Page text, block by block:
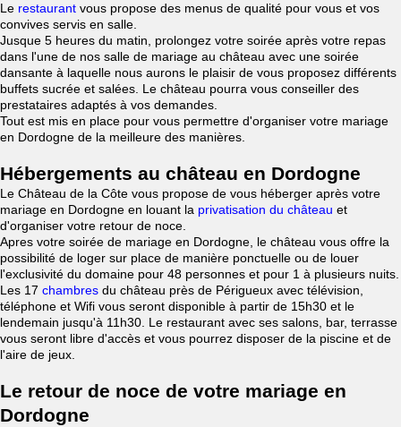
Le restaurant vous propose des menus de qualité pour vous et vos
convives servis en salle.
Jusque 5 heures du matin, prolongez votre soirée après votre repas
dans l'une de nos salle de mariage au château avec une soirée
dansante à laquelle nous aurons le plaisir de vous proposez différents
buffets sucrée et salées. Le château pourra vous conseiller des
prestataires adaptés à vos demandes.
Tout est mis en place pour vous permettre d'organiser votre mariage
en Dordogne de la meilleure des manières.
Hébergements au château en Dordogne
Le Château de la Côte vous propose de vous héberger après votre
mariage en Dordogne en louant la privatisation du château et
d'organiser votre retour de noce.
Apres votre soirée de mariage en Dordogne, le château vous offre la
possibilité de loger sur place de manière ponctuelle ou de louer
l'exclusivité du domaine pour 48 personnes et pour 1 à plusieurs nuits.
Les 17 chambres du château près de Périgueux avec télévision,
téléphone et Wifi vous seront disponible à partir de 15h30 et le
lendemain jusqu'à 11h30. Le restaurant avec ses salons, bar, terrasse
vous seront libre d'accès et vous pourrez disposer de la piscine et de
l'aire de jeux.
Le retour de noce de votre mariage en
Dordogne